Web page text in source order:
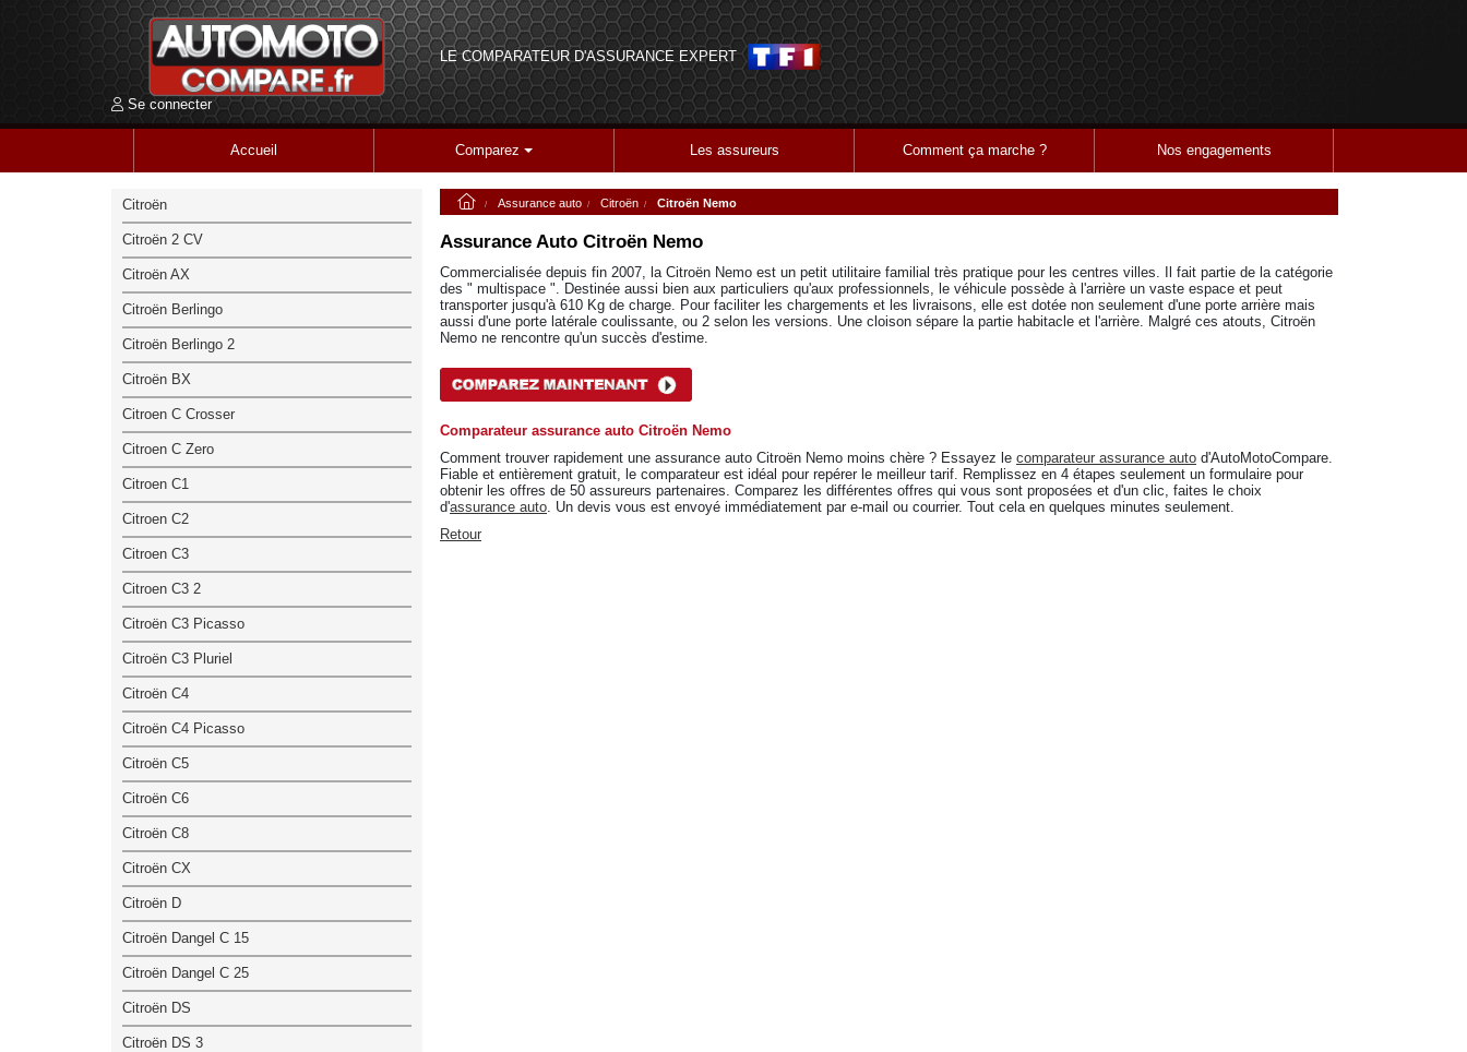
LE COMPARATEUR D'ASSURANCE EXPERT
Se connecter
Accueil Comparez Les assureurs Comment ça marche ? Nos engagements
Assurance auto Citroën Citroën Nemo
Assurance Auto Citroën Nemo
Commercialisée depuis fin 2007, la Citroën Nemo est un petit utilitaire familial très pratique pour les centres villes. Il fait partie de la catégorie
des " multispace ". Destinée aussi bien aux particuliers qu'aux professionnels, le véhicule possède à l'arrière un vaste espace et peut
transporter jusqu'à 610 Kg de charge. Pour faciliter les chargements et les livraisons, elle est dotée non seulement d'une porte arrière mais
aussi d'une porte latérale coulissante, ou 2 selon les versions. Une cloison sépare la partie habitacle et l'arrière. Malgré ces atouts, Citroën
Nemo ne rencontre qu'un succès d'estime.
Comparateur assurance auto Citroën Nemo
Comment trouver rapidement une assurance auto Citroën Nemo moins chère ? Essayez le comparateur assurance auto d'AutoMotoCompare.
Fiable et entièrement gratuit, le comparateur est idéal pour repérer le meilleur tarif. Remplissez en 4 étapes seulement un formulaire pour
obtenir les offres de 50 assureurs partenaires. Comparez les différentes offres qui vous sont proposées et d'un clic, faites le choix
d'assurance auto . Un devis vous est envoyé immédiatement par e-mail ou courrier. Tout cela en quelques minutes seulement.
Retour
Citroën
Citroën 2 CV
Citroën AX
Citroën Berlingo
Citroën Berlingo 2
Citroën BX
Citroen C Crosser
Citroen C Zero
Citroen C1
Citroen C2
Citroen C3
Citroen C3 2
Citroën C3 Picasso
Citroën C3 Pluriel
Citroën C4
Citroën C4 Picasso
Citroën C5
Citroën C6
Citroën C8
Citroën CX
Citroën D
Citroën Dangel C 15
Citroën Dangel C 25
Citroën DS
Citroën DS 3